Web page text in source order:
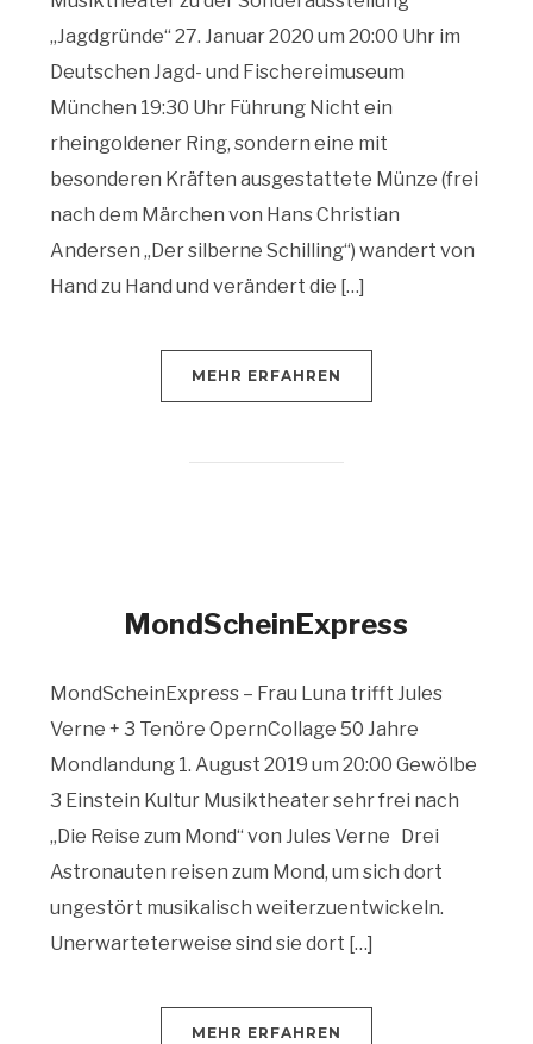
„Jagdgründe“ 27. Januar 2020 um 20:00 Uhr im
Deutschen Jagd- und Fischereimuseum
München 19:30 Uhr Führung Nicht ein
rheingoldener Ring, sondern eine mit
besonderen Kräften ausgestattete Münze (frei
nach dem Märchen von Hans Christian
Andersen „Der silberne Schilling“) wandert von
Hand zu Hand und verändert die […]
MEHR ERFAHREN
MondScheinExpress
MondScheinExpress – Frau Luna trifft Jules
Verne + 3 Tenöre OpernCollage 50 Jahre
Mondlandung 1. August 2019 um 20:00 Gewölbe
3 Einstein Kultur Musiktheater sehr frei nach
„Die Reise zum Mond“ von Jules Verne Drei
Astronauten reisen zum Mond, um sich dort
ungestört musikalisch weiterzuentwickeln.
Unerwarteterweise sind sie dort […]
MEHR ERFAHREN